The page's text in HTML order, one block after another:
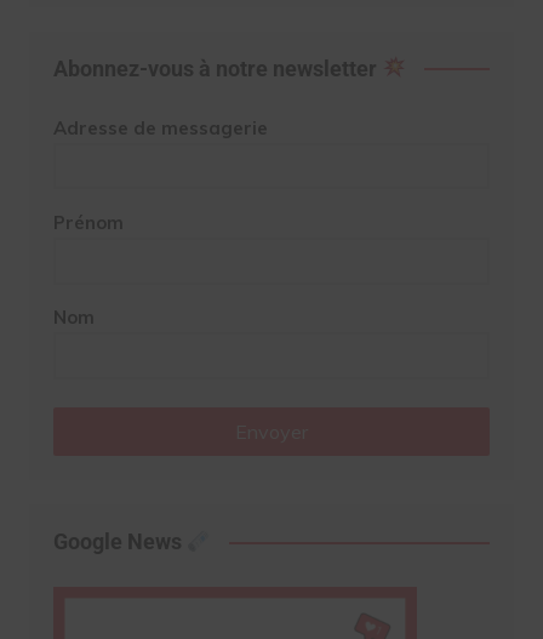
Abonnez-vous à notre newsletter
Adresse de messagerie
Prénom
Nom
Google News